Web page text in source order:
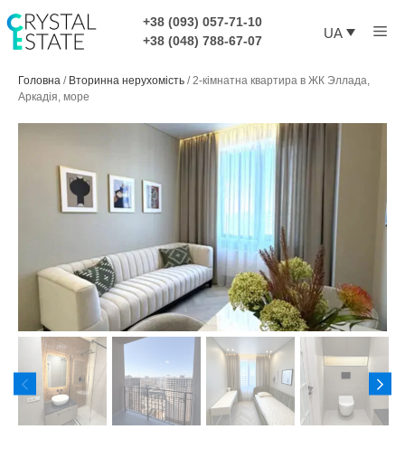
до
контенту
+38 (093) 057-71-10
+38 (048) 788-67-07
UA
Головна / Вторинна нерухомість /2-кімнатна квартира в ЖК Эллада,
Аркадія, море